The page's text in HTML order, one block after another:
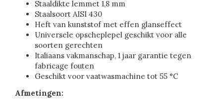
Staaldikte lemmet 1,8 mm
Staalsoort AISI 430
Heft van kunststof met effen glanseffect
Universele opscheplepel geschikt voor alle
soorten gerechten
Italiaans vakmanschap, 1 jaar garantie tegen
fabricage fouten
Geschikt voor vaatwasmachine tot 55 °C
Afmetingen: